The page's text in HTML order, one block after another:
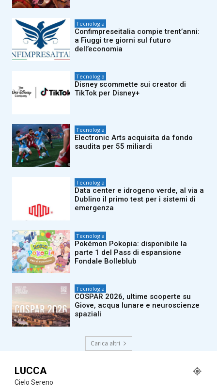
Tecnologia
Confimpreseitalia compie trent’anni:
a Fiuggi tre giorni sul futuro
dell’economia
Tecnologia
Disney scommette sui creator di
TikTok per Disney+
Tecnologia
Electronic Arts acquisita da fondo
saudita per 55 miliardi
Tecnologia
Data center e idrogeno verde, al via a
Dublino il primo test per i sistemi di
emergenza
Tecnologia
Pokémon Pokopia: disponibile la
parte 1 del Pass di espansione
Fondale Bolleblub
Tecnologia
COSPAR 2026, ultime scoperte su
Giove, acqua lunare e neuroscienze
spaziali
Carica altri
LUCCA
Cielo Sereno